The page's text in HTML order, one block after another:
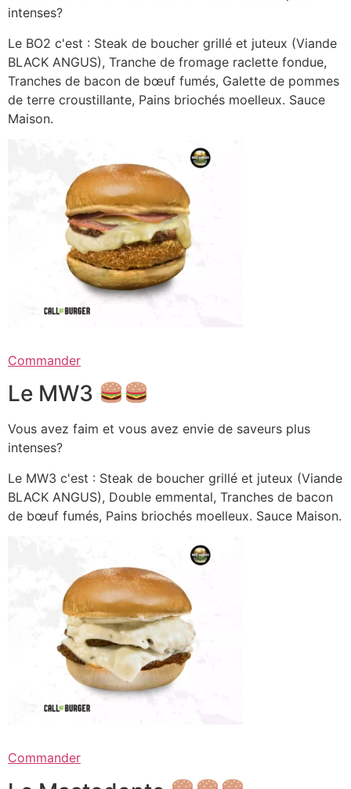
intenses?
Le BO2 c'est : Steak de boucher grillé et juteux (Viande
BLACK ANGUS), Tranche de fromage raclette fondue,
Tranches de bacon de bœuf fumés, Galette de pommes
de terre croustillante, Pains briochés moelleux. Sauce
Maison.
Commander
Le MW3
Vous avez faim et vous avez envie de saveurs plus
intenses?
Le MW3 c'est : Steak de boucher grillé et juteux (Viande
BLACK ANGUS), Double emmental, Tranches de bacon
de bœuf fumés, Pains briochés moelleux. Sauce Maison.
Commander